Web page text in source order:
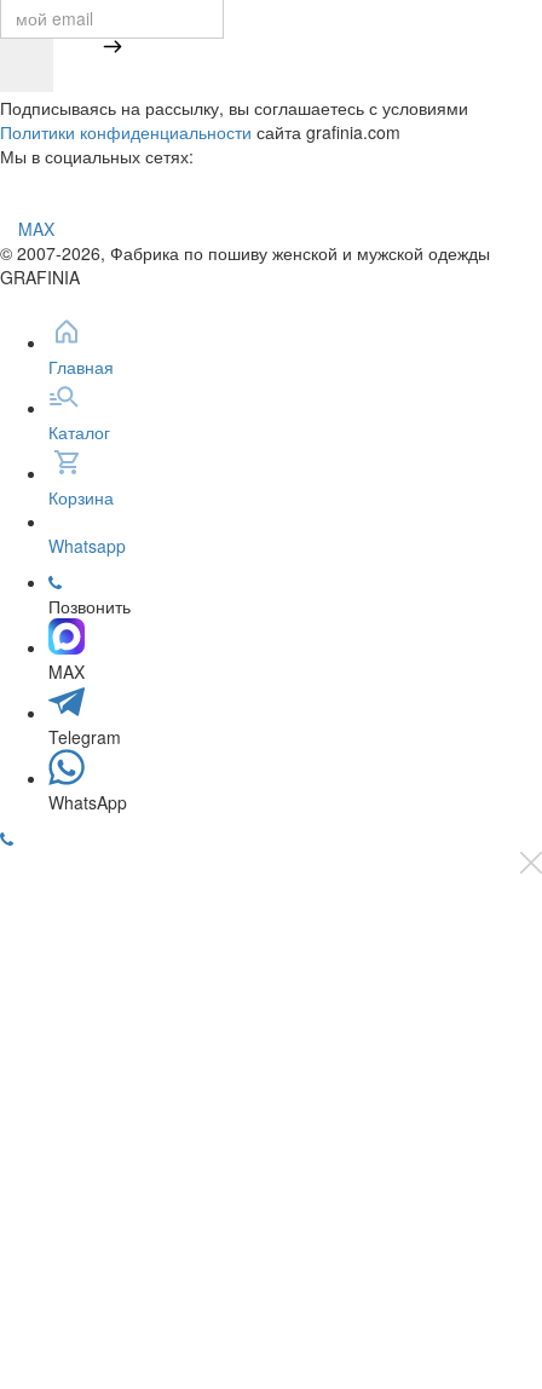
Подписываясь на рассылку, вы соглашаетесь с условиями
Политики конфиденциальности сайта grafinia.com
Мы в социальных сетях:
MAX
© 2007-2026, Фабрика по пошиву женской и мужской одежды
GRAFINIA
Главная
Каталог
Корзина
Whatsapp
Позвонить
MAX
Telegram
WhatsApp